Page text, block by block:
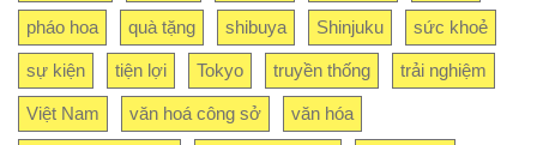
pháo hoa quà tặng shibuya Shinjuku sức khoẻ
sự kiện tiện lợi Tokyo truyền thống trải nghiệm
Việt Nam văn hoá công sở văn hóa